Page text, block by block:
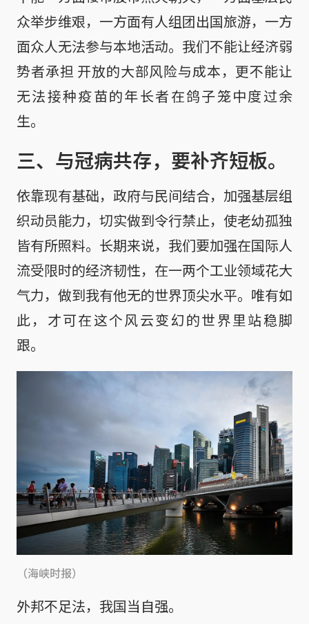
众举步维艰，一方面有人组团出国旅游，一方
面众人无法参与本地活动。我们不能让经济弱
势者承担 开放的大部风险与成本，更不能让
无法接种疫苗的年长者在鸽子笼中度过余
生。
三、与冠病共存，要补齐短板。
依靠现有基础，政府与民间结合，加强基层组
织动员能力，切实做到令行禁止，使老幼孤独
皆有所照料。长期来说，我们要加强在国际人
流受限时的经济韧性，在一两个工业领域花大
气力，做到我有他无的世界顶尖水平。唯有如
此，才可在这个风云变幻的世界里站稳脚
跟。
（海峡时报）
外邦不足法，我国当自强。